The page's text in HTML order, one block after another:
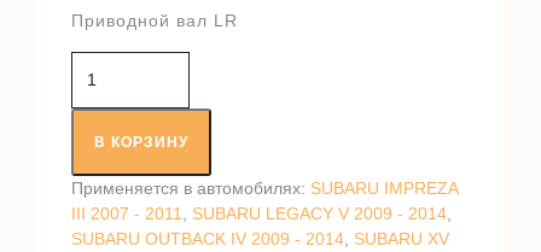
Приводной вал LR
товара
Приводной
валВ КОРЗИНУ
Применяется в автомобилях: SUBARU IMPREZA
III 2007 - 2011
SUBARU LEGACY V 2009 - 2014
SUBARU OUTBACK IV 2009 - 2014 SUBARU XV